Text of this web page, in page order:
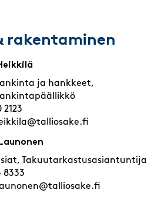
rakentaminen
ja hankkeet,
2123
Takuutarkastusasiantuntija
8333